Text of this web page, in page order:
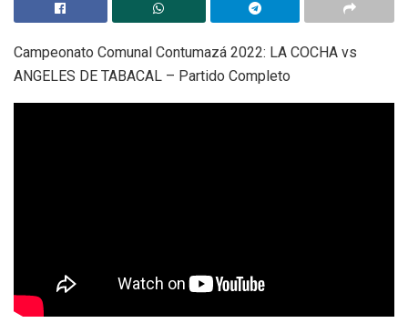
Campeonato Comunal Contumazá 2022: LA COCHA vs
ANGELES DE TABACAL – Partido Completo